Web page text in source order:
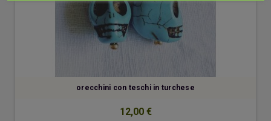
orecchini con teschi in turchese
12,00 €